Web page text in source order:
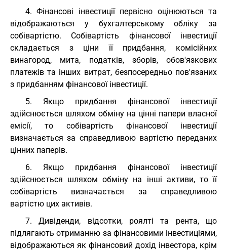
4. Фінансові інвестиції первісно оцінюються та
відображаються у бухгалтерському обліку за
собівартістю. Собівартість фінансової інвестиції
складається з ціни її придбання, комісійних
винагород, мита, податків, зборів, обов'язкових
платежів та інших витрат, безпосередньо пов'язаних
з придбанням фінансової інвестиції.
5. Якщо придбання фінансової інвестиції
здійснюється шляхом обміну на цінні папери власної
емісії, то собівартість фінансової інвестиції
визначається за справедливою вартістю переданих
цінних паперів.
6. Якщо придбання фінансової інвестиції
здійснюється шляхом обміну на інші активи, то її
собівартість визначається за справедливою
вартістю цих активів.
7. Дивіденди, відсотки, роялті та рента, що
підлягають отриманню за фінансовими інвестиціями,
відображаються як фінансовий дохід інвестора, крім